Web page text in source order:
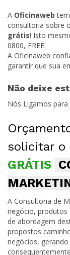
A Oficinaweb
consultoria sobre
grátis! Isto
0800, FREE.
A Oficinaweb
garantir que sua
Não deixe
Nós Ligamos para
solicitar o
GRÁTIS
A Consultoria de
negócio, produtos
de abordagem
propostos
negócios,